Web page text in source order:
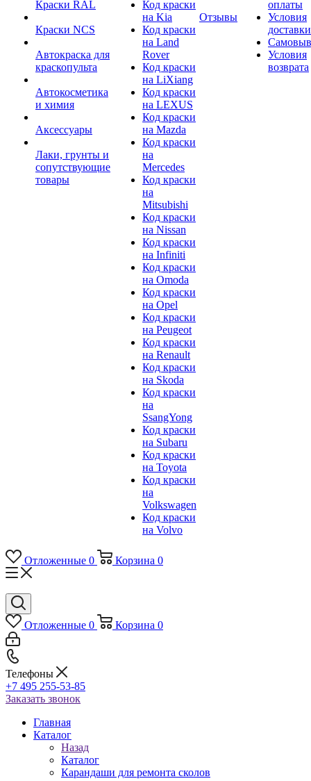
Краски RAL
Краски NCS
Автокраска для
краскопульта
Автокосметика
и химия
Аксессуары
Лаки, грунты и
сопутствующие
товары
Код краски
на Kia
Код краски
на Land
Rover
Код краски
на LiXiang
Код краски
на LEXUS
Код краски
на Mazda
Код краски
на
Mercedes
Код краски
на
Mitsubishi
Код краски
на Nissan
Код краски
на Infiniti
Код краски
на Omoda
Код краски
на Opel
Код краски
на Peugeot
Код краски
на Renault
Код краски
на Skoda
Код краски
на
SsangYong
Код краски
на Subaru
Код краски
на Toyota
Код краски
на
Volkswagen
Код краски
на Volvo
Отзывы
оплаты
Условия
доставки
Условия
возврата
Отложенные 0 Корзина 0
Отложенные 0 Корзина 0
Телефоны
+7 495 255-53-85
Заказать звонок
Главная
Каталог
Назад
Каталог
Карандаши для ремонта сколов